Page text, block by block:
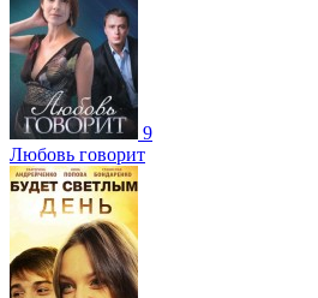
9
Любовь говорит